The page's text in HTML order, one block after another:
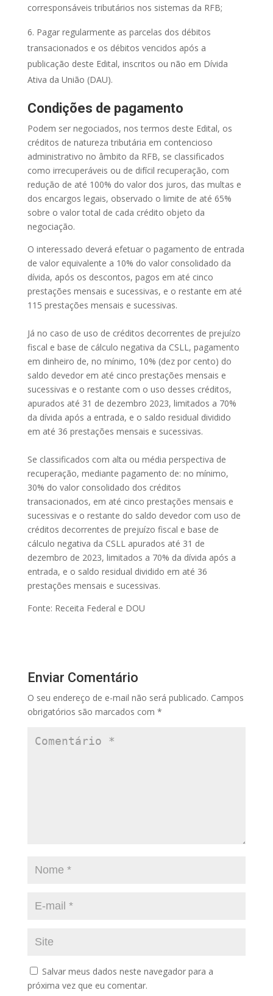
corresponsáveis tributários nos sistemas da RFB;
6. Pagar regularmente as parcelas dos débitos
transacionados e os débitos vencidos após a
publicação deste Edital, inscritos ou não em Dívida
Ativa da União (DAU).
Condições de pagamento
Podem ser negociados, nos termos deste Edital, os
créditos de natureza tributária em contencioso
administrativo no âmbito da RFB, se classificados
como irrecuperáveis ou de difícil recuperação, com
redução de até 100% do valor dos juros, das multas e
dos encargos legais, observado o limite de até 65%
sobre o valor total de cada crédito objeto da
negociação.
O interessado deverá efetuar o pagamento de entrada
de valor equivalente a 10% do valor consolidado da
dívida, após os descontos, pagos em até cinco
prestações mensais e sucessivas, e o restante em até
115 prestações mensais e sucessivas.
Já no caso de uso de créditos decorrentes de prejuízo
fiscal e base de cálculo negativa da CSLL, pagamento
em dinheiro de, no mínimo, 10% (dez por cento) do
saldo devedor em até cinco prestações mensais e
sucessivas e o restante com o uso desses créditos,
apurados até 31 de dezembro 2023, limitados a 70%
da dívida após a entrada, e o saldo residual dividido
em até 36 prestações mensais e sucessivas.
Se classificados com alta ou média perspectiva de
recuperação, mediante pagamento de: no mínimo,
30% do valor consolidado dos créditos
transacionados, em até cinco prestações mensais e
sucessivas e o restante do saldo devedor com uso de
créditos decorrentes de prejuízo fiscal e base de
cálculo negativa da CSLL apurados até 31 de
dezembro de 2023, limitados a 70% da dívida após a
entrada, e o saldo residual dividido em até 36
prestações mensais e sucessivas.
Fonte: Receita Federal e DOU
Enviar Comentário
O seu endereço de e-mail não será publicado. Campos
obrigatórios são marcados com *
Salvar meus dados neste navegador para a
próxima vez que eu comentar.